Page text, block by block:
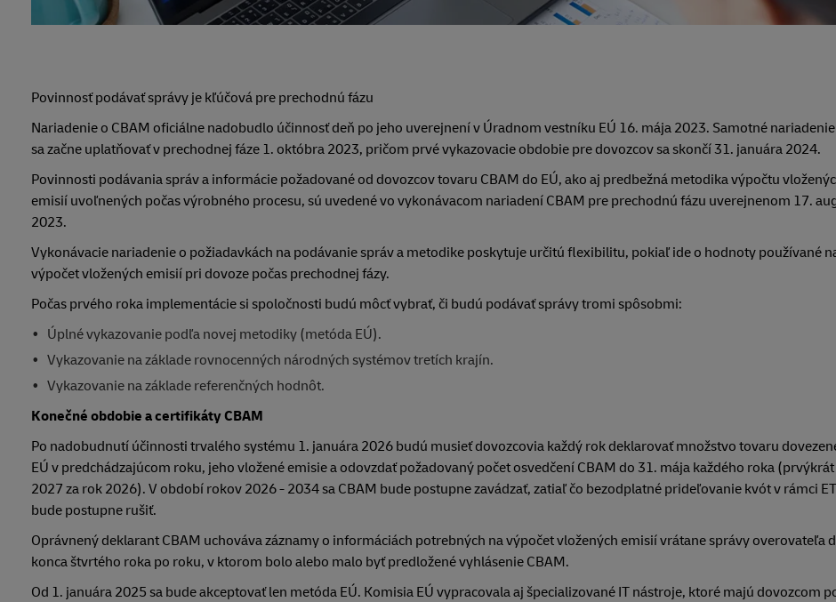
Povinnosť podávať správy je kľúčová pre prechodnú fázu
Nariadenie o CBAM oficiálne nadobudlo účinnosť deň po jeho uverejnení v Úradnom vestníku EÚ 16. mája 2023. Samotné nariadenie
sa začne uplatňovať v prechodnej fáze 1. októbra 2023, pričom prvé vykazovacie obdobie pre dovozcov sa skončí 31. januára 2024.
Povinnosti podávania správ a informácie požadované od dovozcov tovaru CBAM do EÚ, ako aj predbežná metodika výpočtu
emisií uvoľnených počas výrobného procesu, sú uvedené vo vykonávacom nariadení CBAM pre prechodnú fázu uverejnenom 17.
2023.
Vykonávacie nariadenie o požiadavkách na podávanie správ a metodike poskytuje určitú flexibilitu, pokiaľ ide o hodnoty používané
výpočet vložených emisií pri dovoze počas prechodnej fázy.
Počas prvého roka implementácie si spoločnosti budú môcť vybrať, či budú podávať správy tromi spôsobmi:
Úplné vykazovanie podľa novej metodiky (metóda EÚ).
Vykazovanie na základe rovnocenných národných systémov tretích krajín.
Vykazovanie na základe referenčných hodnôt.
Konečné obdobie a certifikáty CBAM
Po nadobudnutí účinnosti trvalého systému 1. januára 2026 budú musieť dovozcovia každý rok deklarovať množstvo tovaru
EÚ v predchádzajúcom roku, jeho vložené emisie a odovzdať požadovaný počet osvedčení CBAM do 31. mája každého roka
2027 za rok 2026). V období rokov 2026 - 2034 sa CBAM bude postupne zavádzať, zatiaľ čo bezodplatné prideľovanie kvót v rámci
bude postupne rušiť.
Oprávnený deklarant CBAM uchováva záznamy o informáciách potrebných na výpočet vložených emisií vrátane správy overovateľa
konca štvrtého roka po roku, v ktorom bolo alebo malo byť predložené vyhlásenie CBAM.
Od 1. januára 2025 sa bude akceptovať len metóda EÚ. Komisia EÚ vypracovala aj špecializované IT nástroje, ktoré majú dovozcom